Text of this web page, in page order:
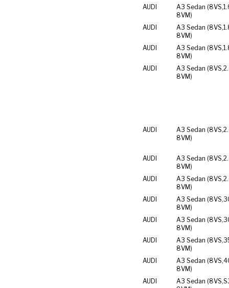
AUDI
A3 Sedan (8VS,
8VM)
AUDI
A3 Sedan (8VS,
8VM)
AUDI
A3 Sedan (8VS,
8VM)
AUDI
A3 Sedan (8VS,
8VM)
AUDI
A3 Sedan (8VS,
8VM)
AUDI
A3 Sedan (8VS,
8VM)
AUDI
A3 Sedan (8VS,
8VM)
AUDI
A3 Sedan (8VS,
8VM)
AUDI
A3 Sedan (8VS,
8VM)
AUDI
A3 Sedan (8VS,
8VM)
AUDI
A3 Sedan (8VS,
8VM)
AUDI
A3 Sedan (8VS,